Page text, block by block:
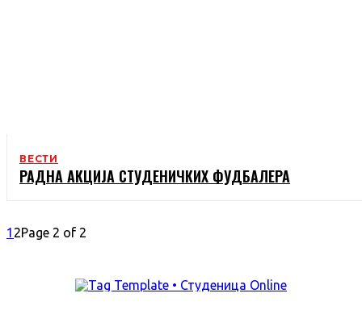
ВЕСТИ
РАДНА АКЦИЈА СТУДЕНИЧКИХ ФУДБАЛЕРА
1 2Page 2 of 2